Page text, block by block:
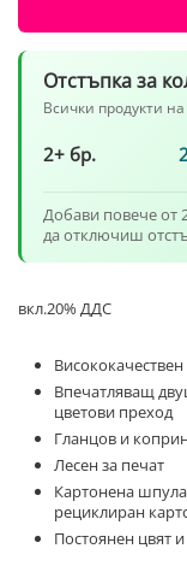
Отстъпка за
Всички продукти
2+ бр.
Добави повече от
да отключиш
вкл.20% ДДС
Впечатляващ
цветови преход
Гланцов и
Лесен за печат
Картонена
рециклиран
Постоянен цвят